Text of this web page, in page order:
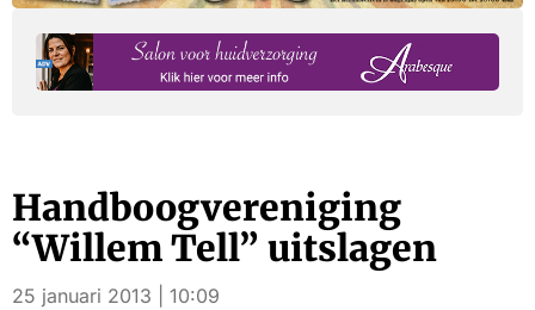
Handboogvereniging
“Willem Tell” uitslagen
25 januari 2013 | 10:09